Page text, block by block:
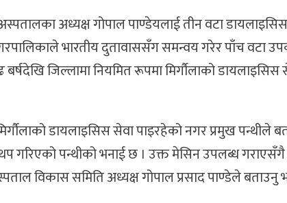
अध्यक्ष गोपाल पाण्डेयलाई तीन वटा
भारतीय दुतावाससँग समन्वय गरेर पाँच वटा
जिल्लामा नियमित रूपमा मिर्गौलाको डायलाइसिस
डायलाइसिस सेवा पाइरहेको नगर प्रमुख पन्थीले
गरिएको पन्थीको भनाई छ । उक्त मेसिन उपलब्ध
विकास समिति अध्यक्ष गोपाल प्रसाद पाण्डेले बताउनु